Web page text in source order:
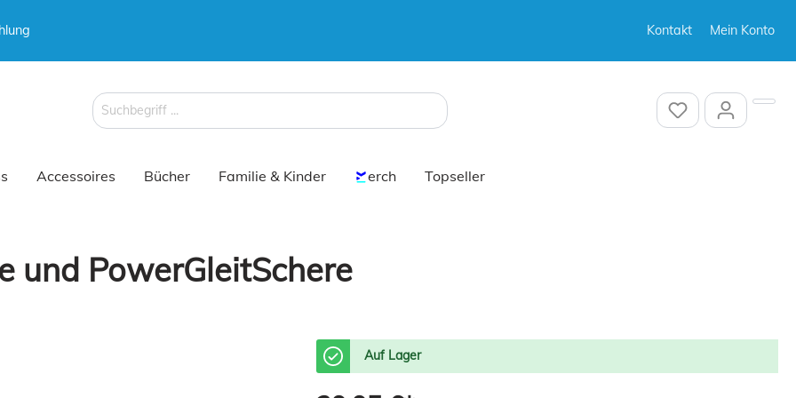
Kontakt Mein Konto
Accessoires Bücher Familie & Kinder erch Topseller
und PowerGleitSchere
Auf Lager
Schirme